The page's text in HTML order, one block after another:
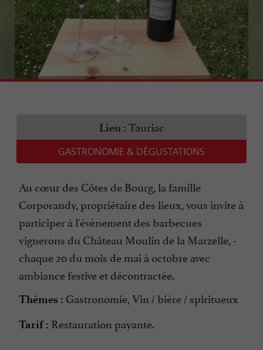
Lieu : Tauriac
GASTRONOMIE & DÉGUSTATIONS
Au cœur des Côtes de Bourg, la famille
Corporandy, propriétaire des lieux, vous invite à
participer à l'évènement des barbecues
vignerons du Château Moulin de la Marzelle, ­
chaque 20 du mois de mai à octobre avec
ambiance festive et décontractée.
Thèmes : Gastronomie, Vin / bière / spiritueux
Tarif : Restauration payante.